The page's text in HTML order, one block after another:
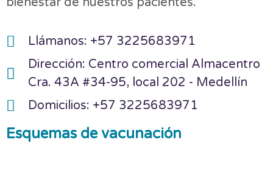
Llámanos: +57 3225683971
Dirección: Centro comercial Almacentro
Cra. 43A #34-95, local 202 - Medellín
Domicilios: +57 3225683971
Esquemas de vacunación